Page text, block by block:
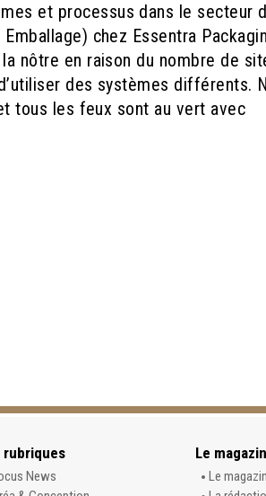
et processus dans le secteur
chez Essentra
nôtre en raison du nombre de
des systèmes différents.
tous les feux sont au vert avec
rubriques
News
Le
Le